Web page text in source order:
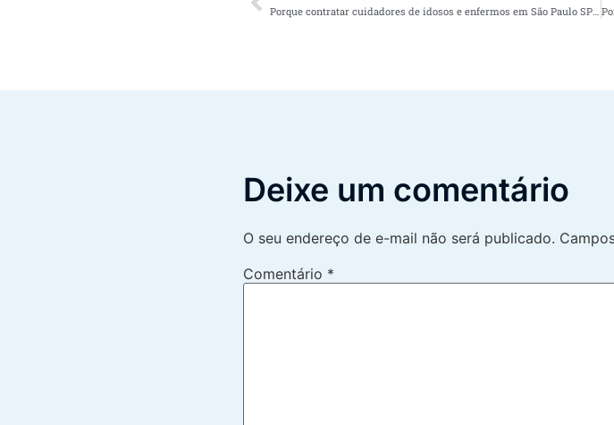
Deixe um comentário
O seu endereço de e-mail não será publicado.
Comentário *